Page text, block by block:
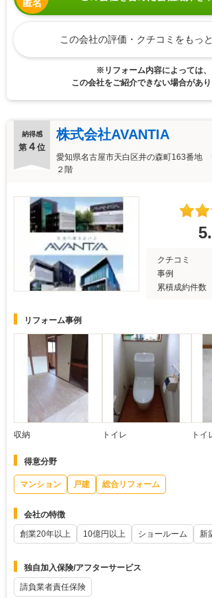
匿名
この会社の評価・クチコミをもっ
※リフォーム内容によっては、
この会社をご紹介できない場合があり
納得感
第 ４ 位
株式会社AVANTIA
愛知県名古屋市天白区井の森町163番地
２階
クチコミ
事例
累積成約件数
リフォーム事例
収納 トイレ トイ
得意分野
マンション 戸建 総合リフォーム
会社の特徴
創業20年以上
10億円以上 ショールーム 新
独自加入保険/アフターサービス
請負業者責任保険